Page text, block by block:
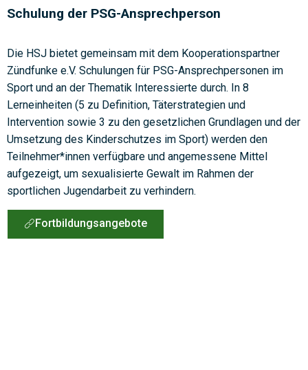
Schulung der PSG-Ansprechperson
Die HSJ bietet gemeinsam mit dem Kooperationspartner
Zündfunke e.V. Schulungen für PSG-Ansprechpersonen im
Sport und an der Thematik Interessierte durch. In 8
Lerneinheiten (5 zu Definition, Täterstrategien und
Intervention sowie 3 zu den gesetzlichen Grundlagen und der
Umsetzung des Kinderschutzes im Sport) werden den
Teilnehmer*innen verfügbare und angemessene Mittel
aufgezeigt, um sexualisierte Gewalt im Rahmen der
sportlichen Jugendarbeit zu verhindern.
Fortbildungsangebote